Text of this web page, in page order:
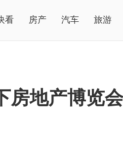
看 房产 汽车 旅游
地产博览